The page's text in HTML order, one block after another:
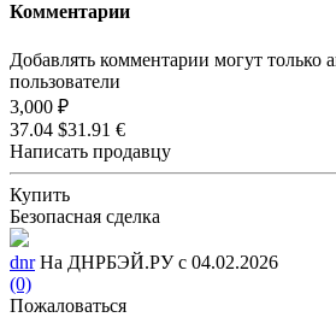
Комментарии
Добавлять комментарии могут только
пользователи
3,000 ₽
37.04 $31.91 €
Написать продавцу
Купить
Безопасная сделка
dnr На ДНРБЭЙ.РУ с 04.02.2026
(0)
Пожаловаться